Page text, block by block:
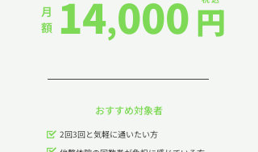
月 額 14,000 円
​おすすめ対象者
2回3回と気軽に通いたい方